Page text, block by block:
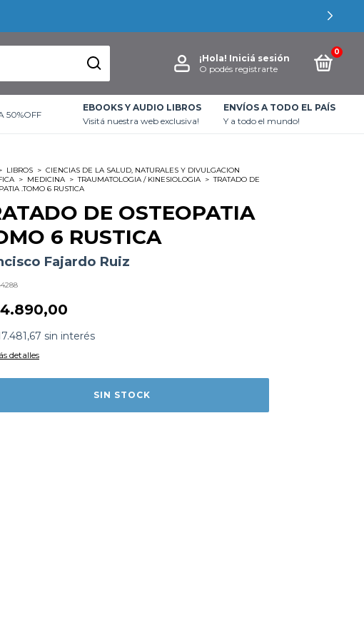
¡Hola! Iniciá sesión
O podés registrarte
0
50%OFF
EBOOKS Y AUDIO LIBROS
Visitá nuestra web exclusiva!
ENVÍOS A TODO EL PAÍS
Y a todo el mundo!
LIBROS > CIENCIAS DE LA SALUD, NATURALES Y DIVULGACION
> MEDICINA > TRAUMATOLOGIA / KINESIOLOGIA > TRATADO DE
.TOMO 6 RUSTICA
DE OSTEOPATIA
6 RUSTICA
Fajardo Ruiz
sin interés
detalles